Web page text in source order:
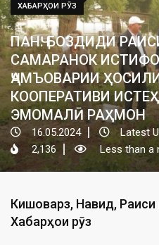
ХАБАРҲОИ РӮЗ
ПАНҶ. БОЗДИДИ
САМАРАНОК
ҶАМЪОВАРИИ
КООПЕРАТИВИ
ЭМОМАЛӢ РАҲМОН
16.05.2024
Latest
2,136
Less than a
Кишоварзӣ, Навид, Раиси
Хабарҳои рӯз